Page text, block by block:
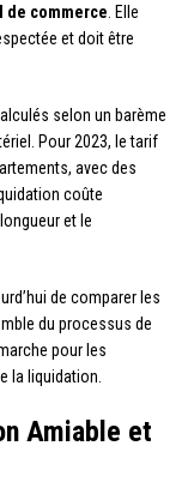
de commerce. Elle
et doit être
selon un barème
Pour 2023, le tarif
avec des
coûte
et le
de comparer les
du processus de
pour les
la liquidation.
Amiable et